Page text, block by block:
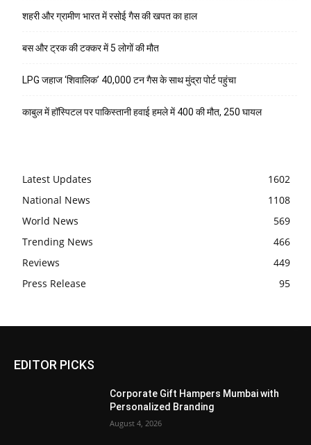
शहरी और ग्रामीण भारत में रसोई गैस की खपत का हाल
बस और ट्रक की टक्कर में 5 लोगों की मौत
LPG जहाज ‘शिवालिक’ 40,000 टन गैस के साथ मुंद्रा पोर्ट पहुंचा
काबुल में हॉस्पिटल पर पाकिस्तानी हवाई हमले में 400 की मौत, 250 घायल
Latest Updates
1602
National News
1108
World News
569
Trending News
466
Reviews
449
Press Release
95
EDITOR PICKS
Corporate Gift Hampers Mumbai with
Personalized Branding
August 4, 2026